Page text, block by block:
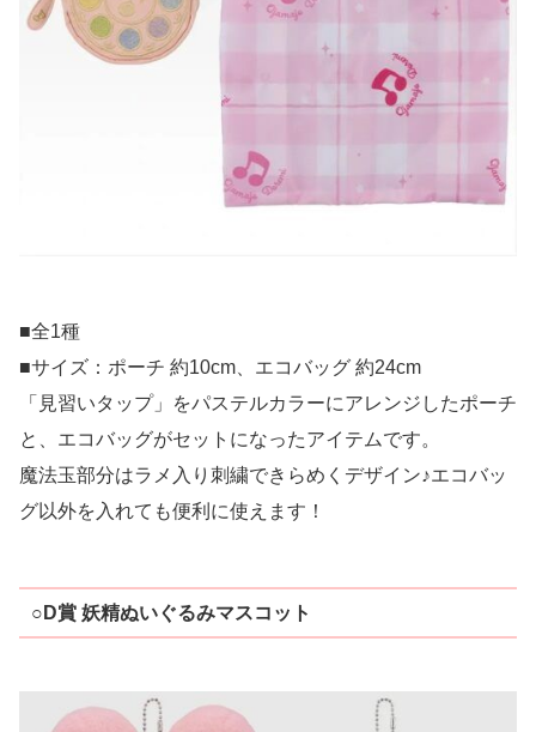
■全1種
■サイズ：ポーチ 約10cm、エコバッグ 約24cm
「見習いタップ」をパステルカラーにアレンジしたポーチ
と、エコバッグがセットになったアイテムです。
魔法玉部分はラメ入り刺繍できらめくデザイン♪エコバッ
グ以外を入れても便利に使えます！
○D賞 妖精ぬいぐるみマスコット